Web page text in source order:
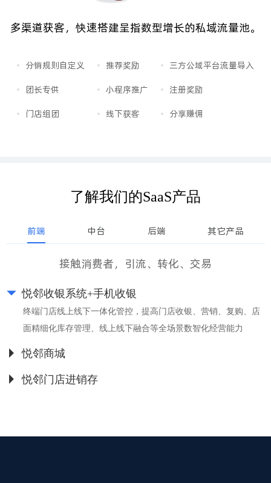
多渠道获客，快速搭建呈指数型增长的私域流量池。
分销规则自定义
团长专供
门店组团
推荐奖励
小程序推广
线下获客
三方公域平台流量导入
注册奖励
分享赚佣
了解我们的SaaS产品
前端 中台 后端 其它产品
接触消费者，引流、转化、交易
悦邻收银系统+手机收银
终端门店线上线下一体化管控，提高门店收银、营销、复购、店
面精细化库存管理、线上线下融合等全场景数智化经营能力
悦邻商城
悦邻门店进销存